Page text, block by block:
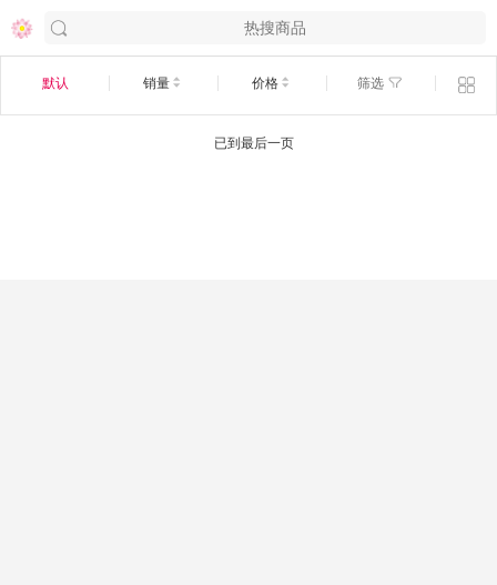
默认 销量 价格 筛选
已到最后一页